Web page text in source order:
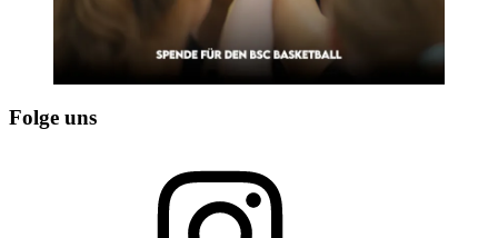
Folge uns